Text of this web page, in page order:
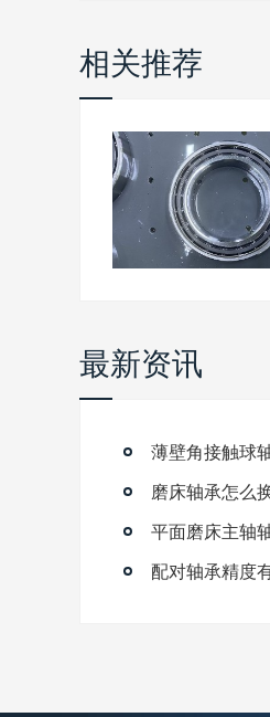
相关推荐
最新资讯
磨床轴承怎么
平面磨床主轴
配对轴承精度